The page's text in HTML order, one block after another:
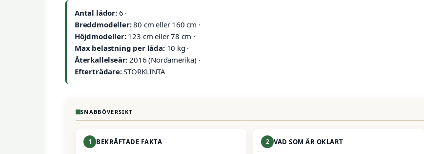
Antal lådor:6 ·
Breddmodeller:80 cm eller 160 cm ·
Höjdmodeller:123 cm eller 78 cm ·
Max belastning per låda:10 kg ·
Återkallelseår: 2016 (Nordamerika) ·
Efterträdare:STORKLINTA
SNABBÖVERSIKT
1 BEKRÄFTADE FAKTA 2 VAD SOM ÄR OKLART